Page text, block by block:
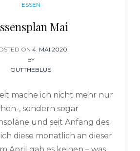
CATEGORIES
ESSEN
Mai
ON POSTED
ON
4. MAI 2020
BY
OUTTHEBLUE
mache ich nicht mehr nur
, sondern sogar
und seit Anfang des
diese monatlich an dieser